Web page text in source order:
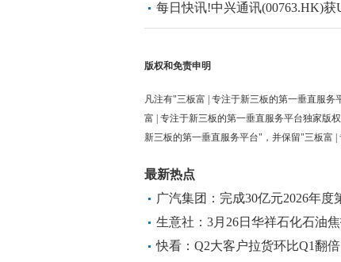
芯创成立合资开拓智算服务市场|
每日快讯!中兴通讯(00763.HK)获
版权和免责申明
凡注有"三板富 | 专注于新三板的第一垂直服
富 | 专注于新三板的第一垂直服务平台独家版
新三板的第一垂直服务平台"，并保留"三板富 |
最新热点
广汽集团：完成30亿元2026年
播资讯
生意社：3月26日华祥石化石油
快看：Q2大客户拉货环比Q1翻